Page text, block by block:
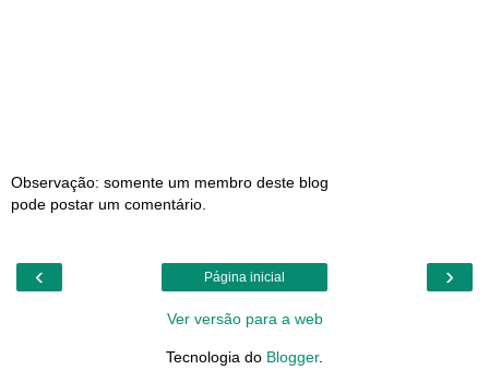
Observação: somente um membro deste blog
pode postar um comentário.
‹ ›
Página inicial
Ver versão para a web
Tecnologia do Blogger.